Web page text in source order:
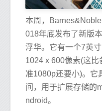
本周，
018年底发布了新版
浮华。它有一个7英
1024 x 600像素(这
准1080p还要小)。它
间，用于扩展存储的
ndroid。